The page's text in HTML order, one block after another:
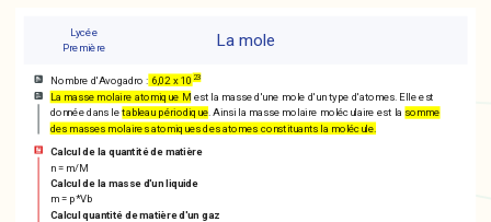
Se connecter
S'inscrire
Lycée
Première
La mole
Nombre d'Avogadro : 6,02 x 1023
La masse molaire atomique M est la masse d'une mole d'un type d'atomes. Elle est
donnée dans letableau périodique. Ainsi la masse molaire moléculaire est la somme
des masses molaires atomiques des atomes constituants la molécule.
Calcul de la quantité de matière
n = m/M
Calcul de la masse d'un liquide
m = p*Vb
Calcul quantité de matière d'un gaz